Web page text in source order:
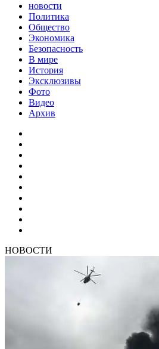
новости
Политика
Общество
Экономика
Безопасность
В мире
История
Эксклюзивы
Фото
Видео
Архив
НОВОСТИ